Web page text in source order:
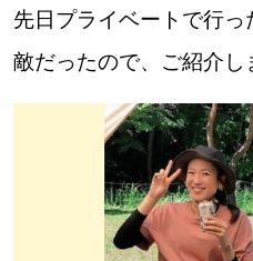
情報提供・お問い合わせ
プライバシー
先日プライベートで行
敵だったので、ご紹介し